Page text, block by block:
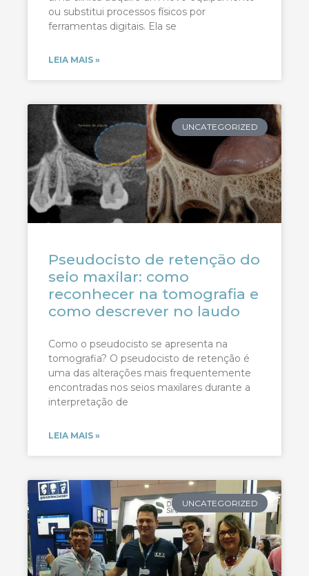
ou substitui processos físicos por
ferramentas digitais. Ela se
LEIA MAIS »
UNCATEGORIZED
Pseudocisto de retenção do
seio maxilar: como
reconhecer na tomografia e
como descrever no laudo
Como o pseudocisto se apresenta na
tomografia? O pseudocisto de retenção é
uma das alterações mais frequentemente
encontradas nos seios maxilares durante a
interpretação de
LEIA MAIS »
UNCATEGORIZED